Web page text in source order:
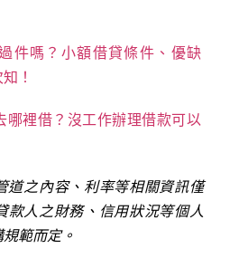
件嗎？小額借貸條件、優缺
！
哪裡借？沒工作辦理借款可以
道之內容、利率等相關資訊僅
款人之財務、信用狀況等個人
範而定。